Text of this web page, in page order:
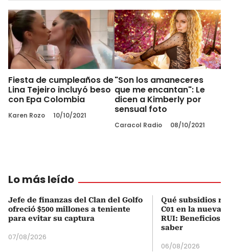
Fiesta de cumpleaños de
Lina Tejeiro incluyó beso
con Epa Colombia
Karen Rozo 10/10/2021
"Son los amaneceres
que me encantan": Le
dicen a Kimberly por
sensual foto
Caracol Radio 08/10/2021
Lo más leído
Jefe de finanzas del Clan del Golfo
ofreció $500 millones a teniente
para evitar su captura
07/08/2026
Qué subsidios
C01 en la nueva
RUI: Beneficios
saber
06/08/2026